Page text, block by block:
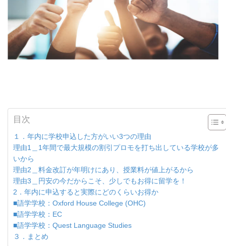
目次
１．年内に学校申込した方がいい3つの理由
理由1＿1年間で最大規模の割引プロモを打ち出している学校が多
いから
理由2＿料金改訂が年明けにあり、授業料が値上がるから
理由3＿円安の今だからこそ、少しでもお得に留学を！
2．年内に申込すると実際にどのくらいお得か
■語学学校：Oxford House College (OHC)
■語学学校：EC
■語学学校：Quest Language Studies
３．まとめ